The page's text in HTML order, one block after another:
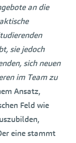
an die
sie jedoch
sich neuen
im Team zu
Ansatz,
Feld wie
eine stammt